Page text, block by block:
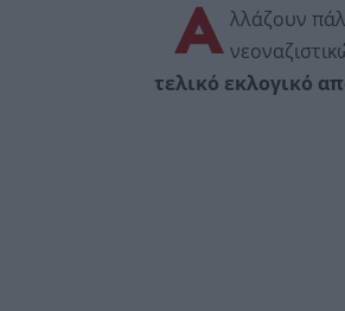
Α λλάζουν
τελικό εκλογικό